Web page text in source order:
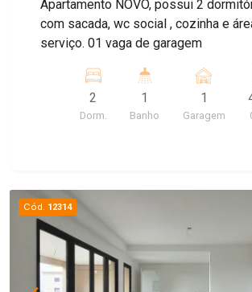
Apartamento NOVO, possui 2
com sacada, wc social , cozinha e
serviço. 01 vaga de garagem
2
Dorm.
1
Banho
1
Garagem
Cód. 12314